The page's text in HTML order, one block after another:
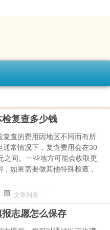
复查多少钱
复查的费用因地区不同而有所
通常情况下，复查费用会在30
之间。一些地方可能会收取更
，如果需要做其他特殊检查，
文章列表
志愿怎么保存